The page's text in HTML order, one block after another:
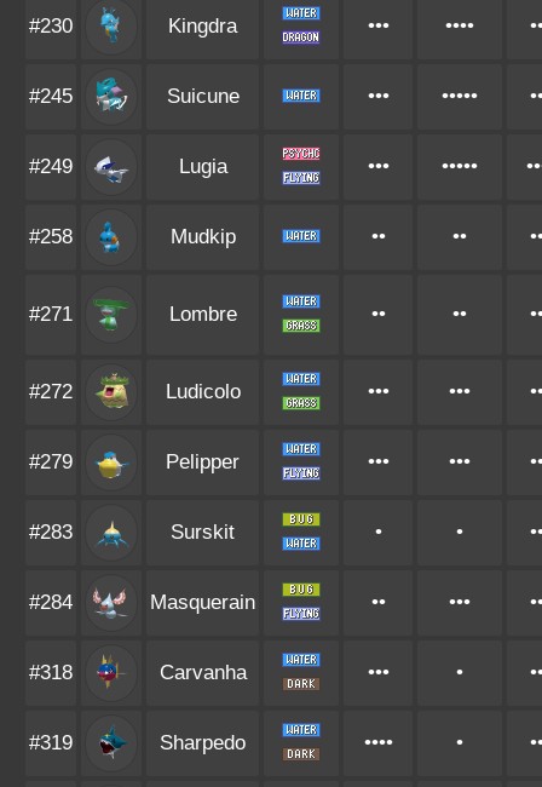
#230 Kingdra ••• ••••
#245 Suicune ••• •••••
#249 Lugia ••• •••••
#258 Mudkip •• ••
#271 Lombre •• ••
#272 Ludicolo ••• •••
#279 Pelipper ••• •••
#283 Surskit • •
#284 Masquerain •• •••
#318 Carvanha ••• •
#319 Sharpedo •••• •